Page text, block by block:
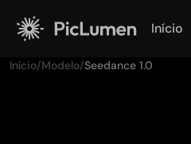
Início
Início/Modelo/Seedance 1.0